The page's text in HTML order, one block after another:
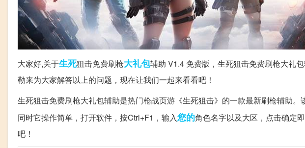
大家好,关于生死狙击免费刷枪大礼包辅助 V1.4 免费版，生死狙击免费刷枪大礼
勒来为大家解答以上的问题，现在让我们一起来看看吧！
生死狙击免费刷枪大礼包辅助是热门枪战页游《生死狙击》的一款最新刷枪辅助。
同时它操作简单，打开软件，按Ctrl+F1，输入您的角色名字以及大区，点击确定
吧！